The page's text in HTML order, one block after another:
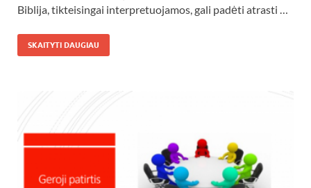
Biblija, tikteisingai interpretuojamos, gali padėti atrasti …
SKAITYTI DAUGIAU